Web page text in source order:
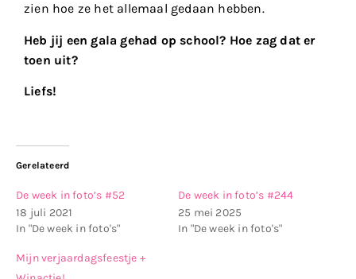
zien hoe ze het allemaal gedaan hebben.
Heb jij een gala gehad op school? Hoe zag dat er
toen uit?
Liefs!
Gerelateerd
De week in foto’s #52
18 juli 2021
In "De week in foto's"
De week in foto’s #244
25 mei 2025
In "De week in foto's"
Mijn verjaardagsfeestje +